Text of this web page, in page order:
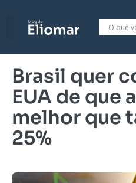
Brasil quer
EUA de que
melhor que
25%